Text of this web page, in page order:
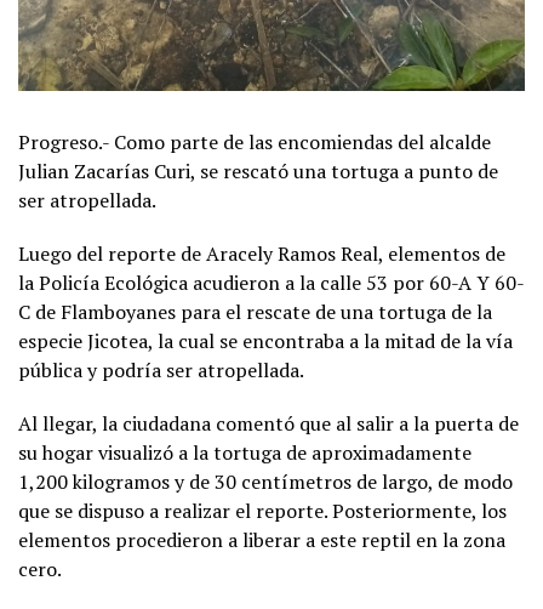
Progreso.- Como parte de las encomiendas del alcalde
Julian Zacarías Curi, se rescató una tortuga a punto de
ser atropellada.
Luego del reporte de Aracely Ramos Real, elementos de
la Policía Ecológica acudieron a la calle 53 por 60-A Y 60-
C de Flamboyanes para el rescate de una tortuga de la
especie Jicotea, la cual se encontraba a la mitad de la vía
pública y podría ser atropellada.
Al llegar, la ciudadana comentó que al salir a la puerta de
su hogar visualizó a la tortuga de aproximadamente
1,200 kilogramos y de 30 centímetros de largo, de modo
que se dispuso a realizar el reporte. Posteriormente, los
elementos procedieron a liberar a este reptil en la zona
cero.